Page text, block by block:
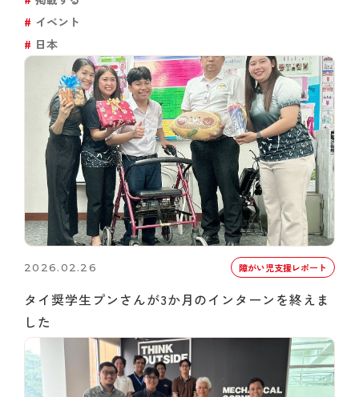
イベント
日本
2026.02.26 障がい児支援レポート
タイ奨学生プンさんが3か月のインターンを終えま
した